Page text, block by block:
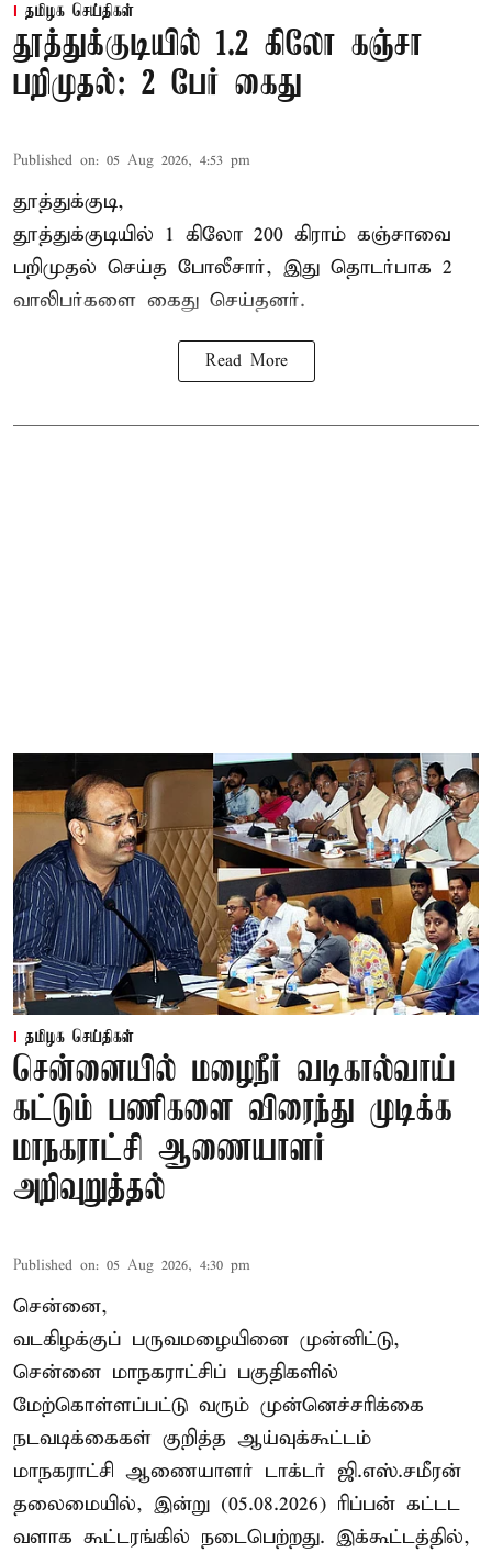
தமிழக செய்திகள்
தூத்துக்குடியில் 1.2 கிலோ கஞ்சா
பறிமுதல்: 2 பேர் கைது
Published on: 05 Aug 2026, 4:53 pm
தூத்துக்குடி,
தூத்துக்குடியில் 1 கிலோ 200 கிராம் கஞ்சாவை
பறிமுதல் செய்த போலீசார், இது தொடர்பாக 2
வாலிபர்களை கைது செய்தனர்.
Read More
தமிழக செய்திகள்
சென்னையில் மழைநீர் வடிகால்வாய்
கட்டும் பணிகளை விரைந்து முடிக்க
மாநகராட்சி ஆணையாளர்
அறிவுறுத்தல்
Published on: 05 Aug 2026, 4:30 pm
சென்னை,
வடகிழக்குப் பருவமழையினை முன்னிட்டு,
சென்னை மாநகராட்சிப் பகுதிகளில்
மேற்கொள்ளப்பட்டு வரும் முன்னெச்சரிக்கை
நடவடிக்கைகள் குறித்த ஆய்வுக்கூட்டம்
மாநகராட்சி ஆணையாளர் டாக்டர் ஜி.எஸ்.சமீரன்
தலைமையில், இன்று (05.08.2026) ரிப்பன் கட்டட
வளாக கூட்டரங்கில் நடைபெற்றது. இக்கூட்டத்தில்,